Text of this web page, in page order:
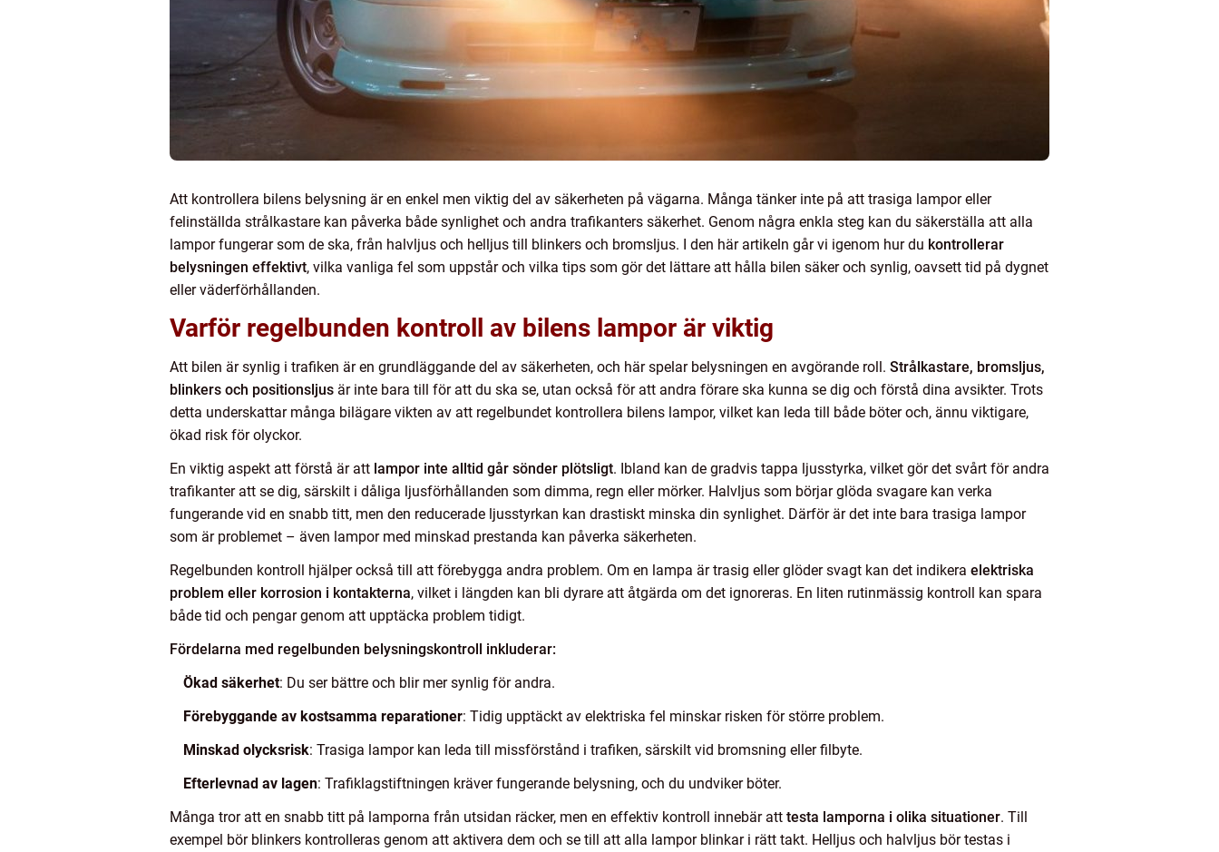
Att kontrollera bilens belysning är en enkel men viktig del av säkerheten på vägarna. Många tänker inte på att trasiga lampor eller
felinställda strålkastare kan påverka både synlighet och andra trafikanters säkerhet. Genom några enkla steg kan du säkerställa att alla
lampor fungerar som de ska, från halvljus och helljus till blinkers och bromsljus. I den här artikeln går vi igenom hur du kontrollerar
belysningen effektivt, vilka vanliga fel som uppstår och vilka tips som gör det lättare att hålla bilen säker och synlig, oavsett tid på dygnet
eller väderförhållanden.
Varför regelbunden kontroll av bilens lampor är viktig
Att bilen är synlig i trafiken är en grundläggande del av säkerheten, och här spelar belysningen en avgörande roll. Strålkastare, bromsljus,
blinkers och positionsljus är inte bara till för att du ska se, utan också för att andra förare ska kunna se dig och förstå dina avsikter. Trots
detta underskattar många bilägare vikten av att regelbundet kontrollera bilens lampor, vilket kan leda till både böter och, ännu viktigare,
ökad risk för olyckor.
En viktig aspekt att förstå är att lampor inte alltid går sönder plötsligt. Ibland kan de gradvis tappa ljusstyrka, vilket gör det svårt för andra
trafikanter att se dig, särskilt i dåliga ljusförhållanden som dimma, regn eller mörker. Halvljus som börjar glöda svagare kan verka
fungerande vid en snabb titt, men den reducerade ljusstyrkan kan drastiskt minska din synlighet. Därför är det inte bara trasiga lampor
som är problemet – även lampor med minskad prestanda kan påverka säkerheten.
Regelbunden kontroll hjälper också till att förebygga andra problem. Om en lampa är trasig eller glöder svagt kan det indikera elektriska
problem eller korrosion i kontakterna, vilket i längden kan bli dyrare att åtgärda om det ignoreras. En liten rutinmässig kontroll kan spara
både tid och pengar genom att upptäcka problem tidigt.
Fördelarna med regelbunden belysningskontroll inkluderar:
Ökad säkerhet: Du ser bättre och blir mer synlig för andra.
Förebyggande av kostsamma reparationer: Tidig upptäckt av elektriska fel minskar risken för större problem.
Minskad olycksrisk: Trasiga lampor kan leda till missförstånd i trafiken, särskilt vid bromsning eller filbyte.
Efterlevnad av lagen: Trafiklagstiftningen kräver fungerande belysning, och du undviker böter.
Många tror att en snabb titt på lamporna från utsidan räcker, men en effektiv kontroll innebär att testa lamporna i olika situationer. Till
exempel bör blinkers kontrolleras genom att aktivera dem och se till att alla lampor blinkar i rätt takt. Helljus och halvljus bör testas i